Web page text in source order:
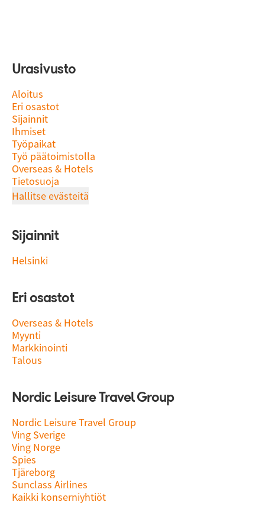
Urasivusto
Aloitus
Eri osastot
Sijainnit
Ihmiset
Työpaikat
Työ päätoimistolla
Overseas & Hotels
Tietosuoja
Hallitse evästeitä
Sijainnit
Helsinki
Eri osastot
Overseas & Hotels
Myynti
Markkinointi
Talous
Nordic Leisure Travel Group
Nordic Leisure Travel Group
Ving Sverige
Ving Norge
Spies
Tjäreborg
Sunclass Airlines
Kaikki konserniyhtiöt